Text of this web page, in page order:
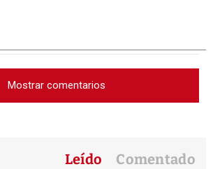
Mostrar comentarios
Leído Comentado